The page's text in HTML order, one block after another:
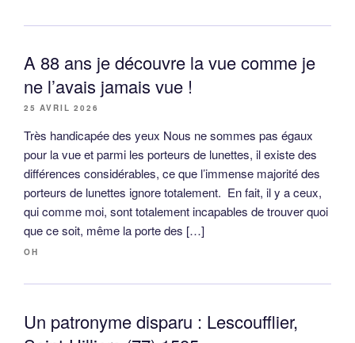
A 88 ans je découvre la vue comme je
ne l’avais jamais vue !
25 AVRIL 2026
Très handicapée des yeux Nous ne sommes pas égaux
pour la vue et parmi les porteurs de lunettes, il existe des
différences considérables, ce que l’immense majorité des
porteurs de lunettes ignore totalement. En fait, il y a ceux,
qui comme moi, sont totalement incapables de trouver quoi
que ce soit, même la porte des […]
OH
Un patronyme disparu : Lescoufflier,